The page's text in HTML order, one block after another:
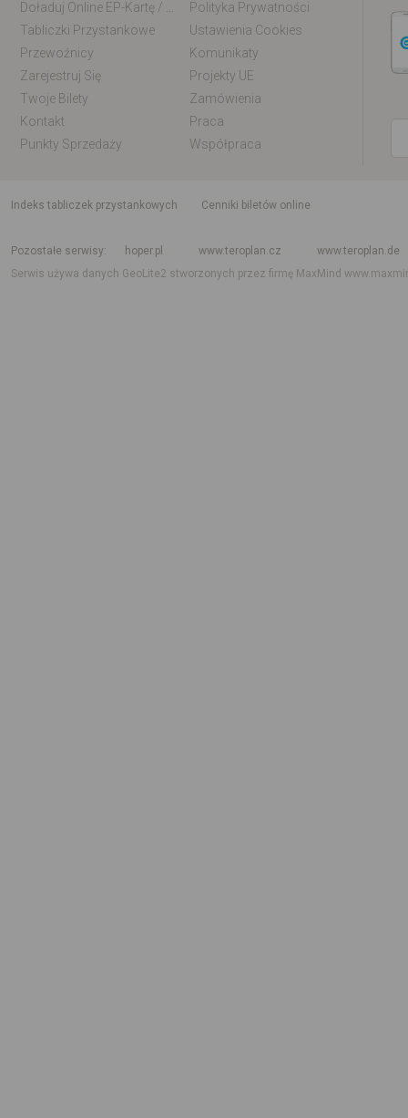
Polityka Prywatności
Tabliczki Przystankowe
Ustawienia Cookies
Przewoźnicy
Komunikaty
Zarejestruj Się
Projekty UE
Twoje Bilety
Zamówienia
Kontakt
Praca
Punkty Sprzedaży
Współpraca
indeks tabliczek przystankowych
Cenniki biletów online
Pozostałe serwisy
hoper.pl www.teroplan.cz
www.teroplan.de
Serwis używa danych GeoLite2 stworzonych przez firmę MaxMind